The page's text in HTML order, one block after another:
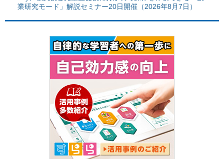
業研究モード」解説セミナー20日開催（2026年8月7日）